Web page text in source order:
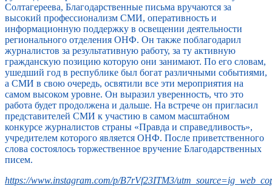
Солтагереева, Благодарственные письма вручаются за
высокий профессионализм СМИ, оперативность и
информационную поддержку в освещении деятельности
регионального отделения ОНФ. Он также поблагодарил
журналистов за результативную работу, за ту активную
гражданскую позицию которую они занимают. По его словам,
ушедший год в республике был богат различными событиями,
а СМИ в свою очередь, освятили все эти мероприятия на
самом высоком уровне. Он выразил уверенность, что это
работа будет продолжена и дальше. На встрече он пригласил
представителей СМИ к участию в самом масштабном
конкурсе журналистов страны «Правда и справедливость»,
учредителем которого является ОНФ. После приветственного
слова состоялось торжественное вручение Благодарственных
писем.
https://www.instagram.com/p/B7rVf23ITM3/